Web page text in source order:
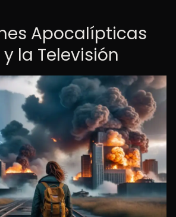
Apocalípticas
la Televisión